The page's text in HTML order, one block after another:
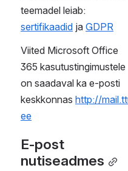
lugemiseks
Kasutustingimus
ed
Peale ülikoolis kehtiva e-
posti kasutuskorra
rakenduvad kasutajatele
veel ka järgmised
Microsofti teenuse
kasutamise tingimused: